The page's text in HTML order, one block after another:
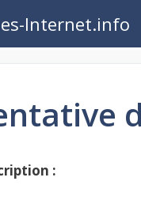
Internet.info
: